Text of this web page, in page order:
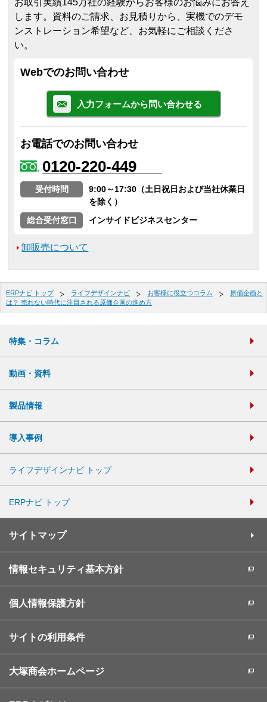
お取引実績145万社の経験からお客様のお悩みにお答え
します。 資料のご請求、お見積りから、実機でのデモ
ンストレーション希望など、お気軽にご相談くださ
い。
Webでのお問い合わせ
入力フォームから問い合わせる
お電話でのお問い合わせ
0120-220-449
受付時間
9:00～17:30（土日祝日および当社休業日
を除く）
総合受付窓口
インサイドビジネスセンター
卸販売について
ERPナビ トップ ライフデザインナビ お客様に役立つコラム
原価企画と
は？ 売れない時代に注目される原価企画の進め方
特集・コラム
動画・資料
製品情報
導入事例
ライフデザインナビ トップ
ERPナビ トップ
サイトマップ
情報セキュリティ基本方針
個人情報保護方針
サイトの利用条件
大塚商会ホームページ